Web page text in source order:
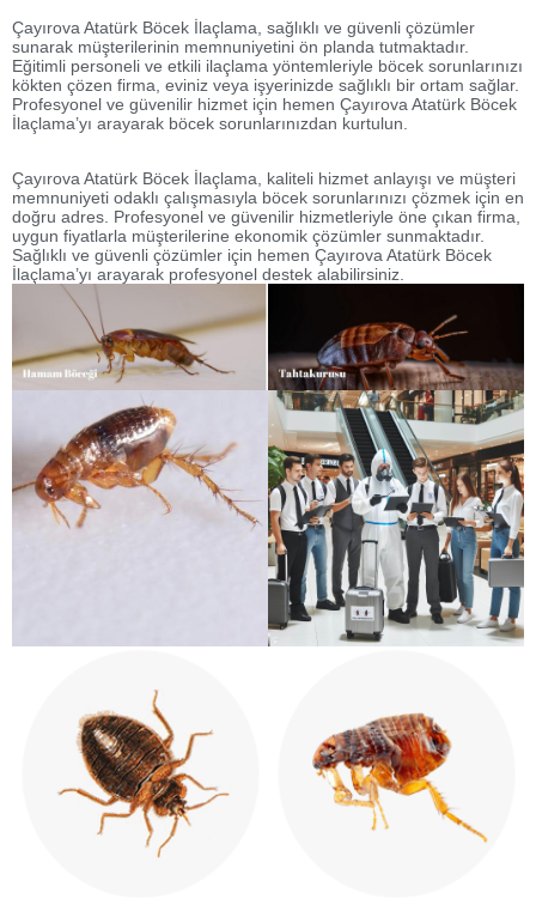
Çayırova Atatürk Böcek İlaçlama, sağlıklı ve güvenli çözümler
sunarak müşterilerinin memnuniyetini ön planda tutmaktadır.
Eğitimli personeli ve etkili ilaçlama yöntemleriyle böcek sorunlarınızı
kökten çözen firma, eviniz veya işyerinizde sağlıklı bir ortam sağlar.
Profesyonel ve güvenilir hizmet için hemen Çayırova Atatürk Böcek
İlaçlama’yı arayarak böcek sorunlarınızdan kurtulun.
Çayırova Atatürk Böcek İlaçlama, kaliteli hizmet anlayışı ve müşteri
memnuniyeti odaklı çalışmasıyla böcek sorunlarınızı çözmek için en
doğru adres. Profesyonel ve güvenilir hizmetleriyle öne çıkan firma,
uygun fiyatlarla müşterilerine ekonomik çözümler sunmaktadır.
Sağlıklı ve güvenli çözümler için hemen Çayırova Atatürk Böcek
İlaçlama’yı arayarak profesyonel destek alabilirsiniz.